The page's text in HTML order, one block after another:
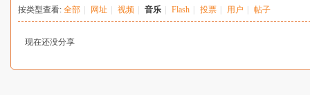
按类型查看: 全部 网址 视频 音乐 Flash 投票 用户 帖子
现在还没分享